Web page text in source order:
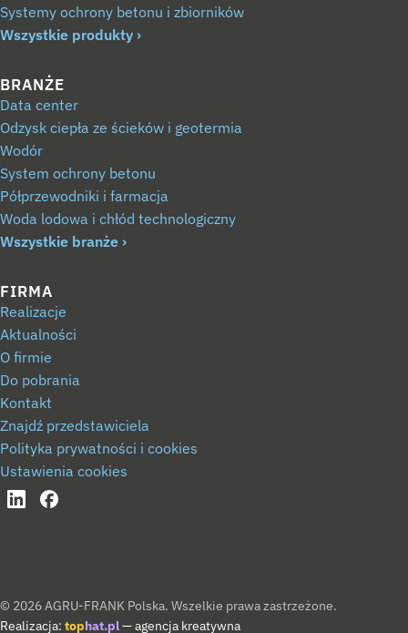
Systemy ochrony betonu i zbiorników
Wszystkie produkty
BRANŻE
Data center
Odzysk ciepła ze ścieków i geotermia
Wodór
System ochrony betonu
Półprzewodniki i farmacja
Woda lodowa i chłód technologiczny
Wszystkie branże
FIRMA
Realizacje
Aktualności
O firmie
Do pobrania
Kontakt
Znajdź przedstawiciela
Polityka prywatności i cookies
Ustawienia cookies
© 2026 AGRU-FRANK Polska. Wszelkie prawa zastrzeżone.
Realizacja: tophat.pl— agencja kreatywna